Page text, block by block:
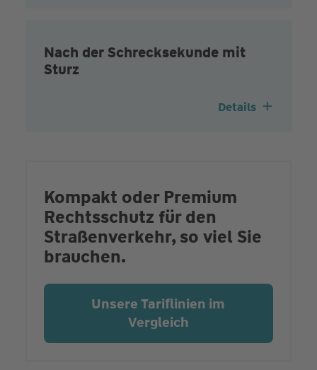
Nach der Schrecksekunde mit
Sturz
Details
Kompakt oder Premium
Rechtsschutz für den
Straßenverkehr, so viel Sie
brauchen.
Unsere Tariflinien im
Vergleich